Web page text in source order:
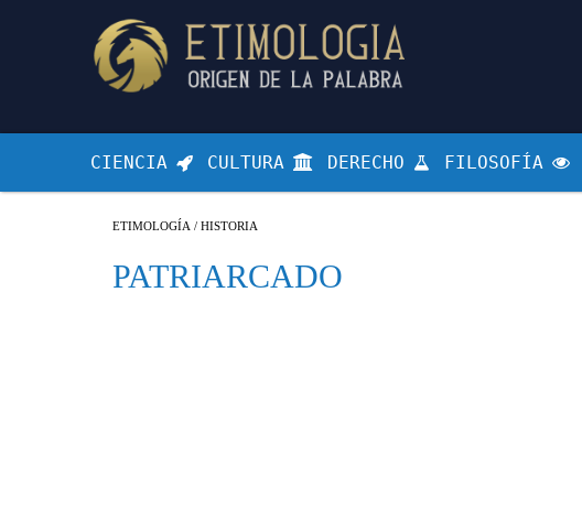
CIENCIA CULTURA DERECHO FILOSOFÍA
ETIMOLOGÍA / HISTORIA
PATRIARCADO